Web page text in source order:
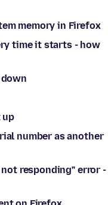
memory in Firefox
time it starts - how
up
number as another
responding" error -